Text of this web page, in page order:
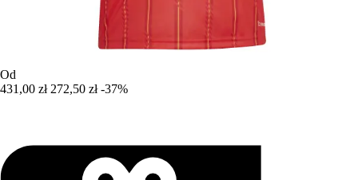
Od
431,00 zł 272,50 zł -37%